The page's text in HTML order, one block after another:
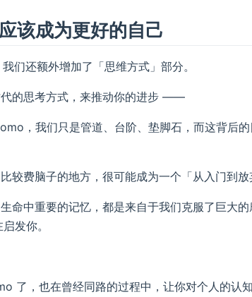
该成为更好的自己
们还额外增加了「思维方式」部分。
的思考方式，来推动你的进步 ——
，我们只是管道、台阶、垫脚石，而这背后
较费脑子的地方，很可能成为一个「从入门到放
命中重要的记忆，都是来自于我们克服了巨大
发你。
了，也在曾经同路的过程中，让你对个人的认